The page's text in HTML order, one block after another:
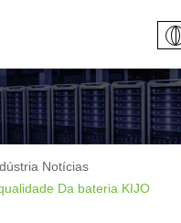
Notícias
Da bateria KIJO